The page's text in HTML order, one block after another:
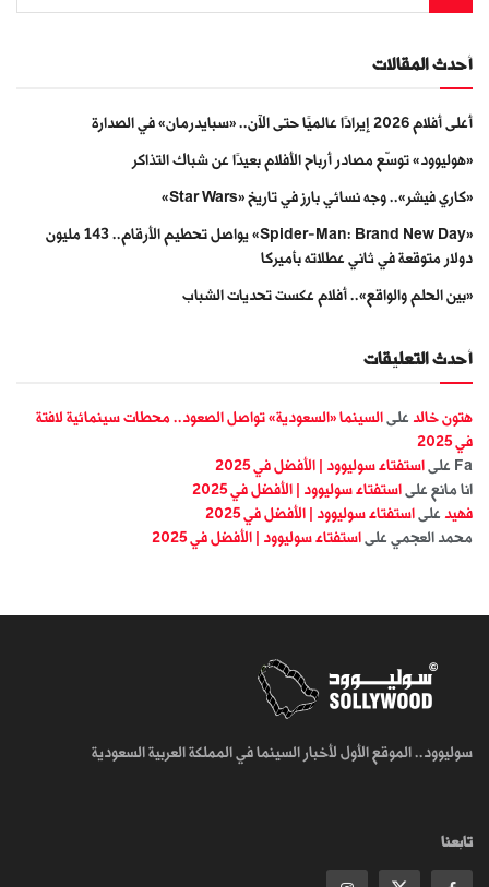
أحدث المقالات
أعلى أفلام 2026 إيرادًا عالميًا حتى الآن.. «سبايدرمان» في الصدارة
«هوليوود» توسّع مصادر أرباح الأفلام بعيدًا عن شباك التذاكر
«كاري فيشر».. وجه نسائي بارز في تاريخ «Star Wars»
«Spider-Man: Brand New Day» يواصل تحطيم الأرقام.. 143 مليون
دولار متوقعة في ثاني عطلاته بأميركا
«بين الحلم والواقع».. أفلام عكست تحديات الشباب
أحدث التعليقات
هتون خالد على السينما «السعودية» تواصل الصعود.. محطات سينمائية لافتة
في 2025
Fa على استفتاء سوليوود | الأفضل في 2025
انا مانع على استفتاء سوليوود | الأفضل في 2025
فهيد على استفتاء سوليوود | الأفضل في 2025
محمد العجمي على استفتاء سوليوود | الأفضل في 2025
سوليوود.. الموقع الأول لأخبار السينما في المملكة العربية السعودية
تابعنا